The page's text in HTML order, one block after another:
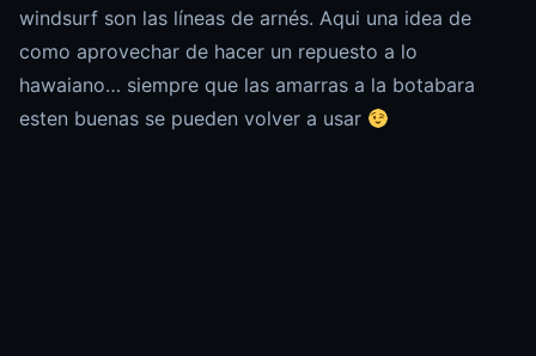
windsurf son las líneas de arnés. Aqui una idea de
como aprovechar de hacer un repuesto a lo
hawaiano… siempre que las amarras a la botabara
esten buenas se pueden volver a usar